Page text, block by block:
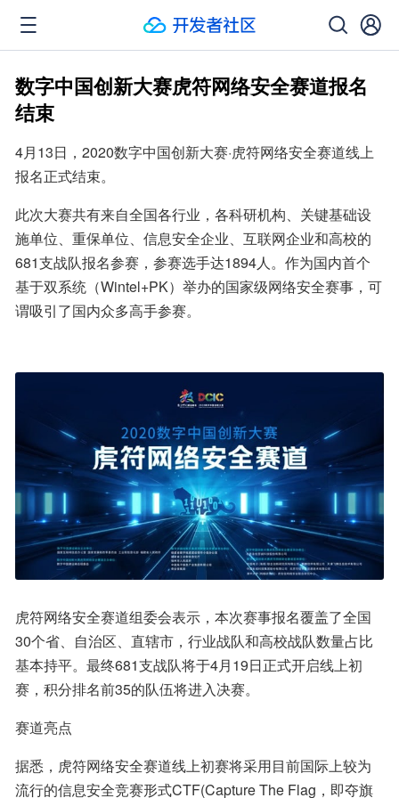
数字中国创新大赛虎符网络安全赛道报名
结束
4月13日，2020数字中国创新大赛·虎符网络安全赛道线上
报名正式结束。
此次大赛共有来自全国各行业，各科研机构、关键基础设
施单位、重保单位、信息安全企业、互联网企业和高校的
681支战队报名参赛，参赛选手达1894人。作为国内首个
基于双系统（Wintel+PK）举办的国家级网络安全赛事，可
谓吸引了国内众多高手参赛。
虎符网络安全赛道组委会表示，本次赛事报名覆盖了全国
30个省、自治区、直辖市，行业战队和高校战队数量占比
基本持平。最终681支战队将于4月19日正式开启线上初
赛，积分排名前35的队伍将进入决赛。
赛道亮点
据悉，虎符网络安全赛道线上初赛将采用目前国际上较为
流行的信息安全竞赛形式CTF(Capture The Flag，即夺旗